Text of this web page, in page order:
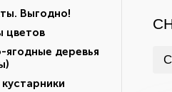
Выгодно!
цветов
ягодные деревья